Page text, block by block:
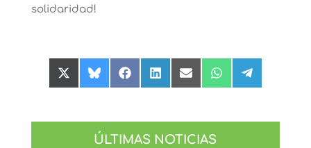
solidaridad!
Compartir
en
Compartir
en
Compartir
en
Compartir
en
Compartir
en
Compartir
en
Compartir
en
ÚLTIMAS NOTICIAS